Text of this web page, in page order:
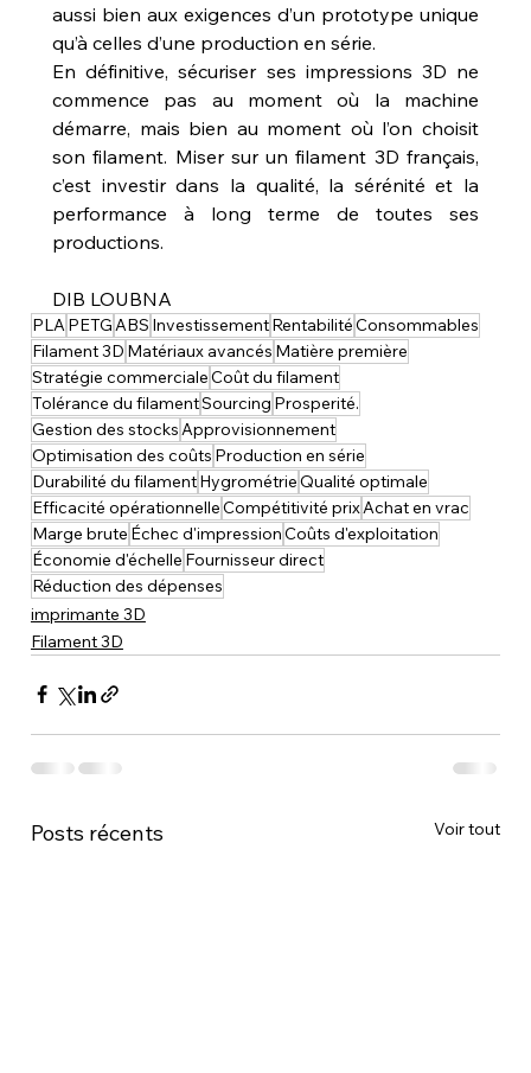
aussi bien aux exigences d’un prototype unique
qu’à celles d’une production en série.
En définitive, sécuriser ses impressions 3D ne
commence pas au moment où la machine
démarre, mais bien au moment où l’on choisit
son filament. Miser sur un filament 3D français,
c’est investir dans la qualité, la sérénité et la
performance à long terme de toutes ses
productions.
DIB LOUBNA
PLA PETG ABS InvestissementRentabilitéConsommables
Filament 3D Matériaux avancés Matière première
Stratégie commercialeCoût du filament
Tolérance du filamentSourcing Prosperité.
Gestion des stocks Approvisionnement
Optimisation des coûts Production en série
Durabilité du filamentHygrométrieQualité optimale
Efficacité opérationnelleCompétitivité prixAchat en vrac
Marge brute Échec d'impressionCoûts d'exploitation
Économie d'échelle Fournisseur direct
Réduction des dépenses
imprimante 3D
Filament 3D
Posts récents Voir tout